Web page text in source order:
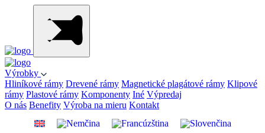
Výrobky
Hliníkové rámy Drevené rámy Magnetické plagátové rámy Klipové
rámy Plastové rámy Komponenty Iné Výpredaj
O nás Benefity Výroba na mieru Kontakt